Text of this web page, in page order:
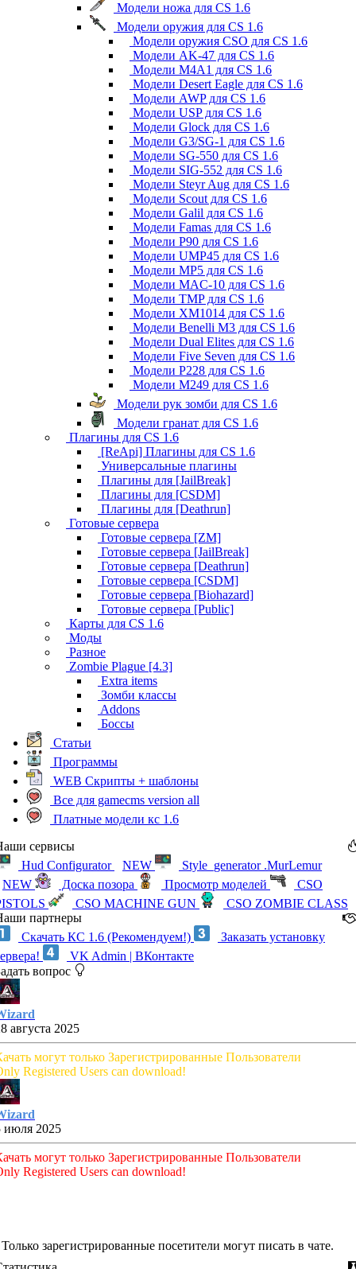
Модели ножа для CS 1.6
Модели оружия для CS 1.6
Модели оружия CSO для CS 1.6
Модели AK-47 для CS 1.6
Модели M4A1 для CS 1.6
Модели Desert Eagle для CS 1.6
Модели AWP для CS 1.6
Модели USP для CS 1.6
Модели Glock для CS 1.6
Модели G3/SG-1 для CS 1.6
Модели SG-550 для CS 1.6
Модели SIG-552 для CS 1.6
Модели Steyr Aug для CS 1.6
Модели Scout для CS 1.6
Модели Galil для CS 1.6
Модели Famas для CS 1.6
Модели P90 для CS 1.6
Модели UMP45 для CS 1.6
Модели MP5 для CS 1.6
Модели MAC-10 для CS 1.6
Модели TMP для CS 1.6
Модели XM1014 для CS 1.6
Модели Benelli M3 для CS 1.6
Модели Dual Elites для CS 1.6
Модели Five Seven для CS 1.6
Модели P228 для CS 1.6
Модели M249 для CS 1.6
Модели рук зомби для CS 1.6
Модели гранат для CS 1.6
Плагины для CS 1.6
[ReApi] Плагины для CS 1.6
Универсальные плагины
Плагины для [JailBreak]
Плагины для [CSDM]
Плагины для [Deathrun]
Готовые сервера
Готовые сервера [ZM]
Готовые сервера [JailBreak]
Готовые сервера [Deathrun]
Готовые сервера [CSDM]
Готовые сервера [Biohazard]
Готовые сервера [Public]
Карты для CS 1.6
Моды
Разное
Zombie Plague [4.3]
Extra items
Зомби классы
Addons
Боссы
Статьи
Программы
WEB Скрипты + шаблоны
Все для gamecms version all
Платные модели кс 1.6
сервисы
Hud Configurator
NEW
Style_generator .MurLemur
NEW
Доска позора Просмотр моделей
CSO
CSO MACHINE GUN
CSO ZOMBIE CLASS
партнеры
Скачать КС 1.6 (Рекомендуем!)
Заказать установку
VK Admin | ВКонтакте
вопрос
августа 2025
могут только Зарегистрированные Пользователи
Registered Users can download!
июля 2025
могут только Зарегистрированные Пользователи
Registered Users can download!
Только зарегистрированные посетители могут писать в чате.